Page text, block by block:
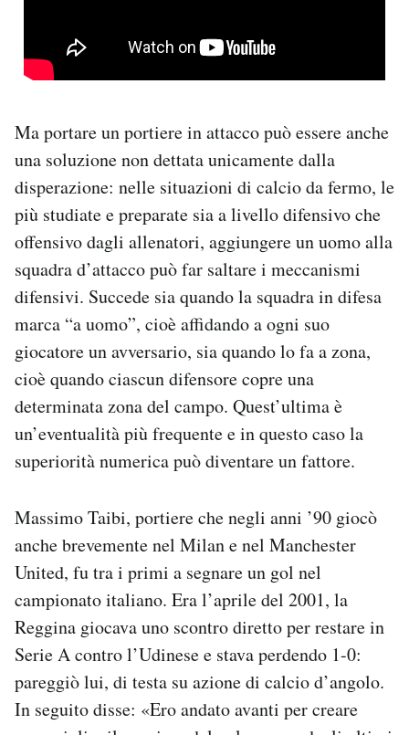
Ma portare un portiere in attacco può essere anche
una soluzione non dettata unicamente dalla
disperazione: nelle situazioni di calcio da fermo, le
più studiate e preparate sia a livello difensivo che
offensivo dagli allenatori, aggiungere un uomo alla
squadra d’attacco può far saltare i meccanismi
difensivi. Succede sia quando la squadra in difesa
marca “a uomo”, cioè affidando a ogni suo
giocatore un avversario, sia quando lo fa a zona,
cioè quando ciascun difensore copre una
determinata zona del campo. Quest’ultima è
un’eventualità più frequente e in questo caso la
superiorità numerica può diventare un fattore.
Massimo Taibi, portiere che negli anni ’90 giocò
anche brevemente nel Milan e nel Manchester
United, fu tra i primi a segnare un gol nel
campionato italiano. Era l’aprile del 2001, la
Reggina giocava uno scontro diretto per restare in
Serie A contro l’Udinese e stava perdendo 1-0:
pareggiò lui, di testa su azione di calcio d’angolo.
In seguito disse: «Ero andato avanti per creare